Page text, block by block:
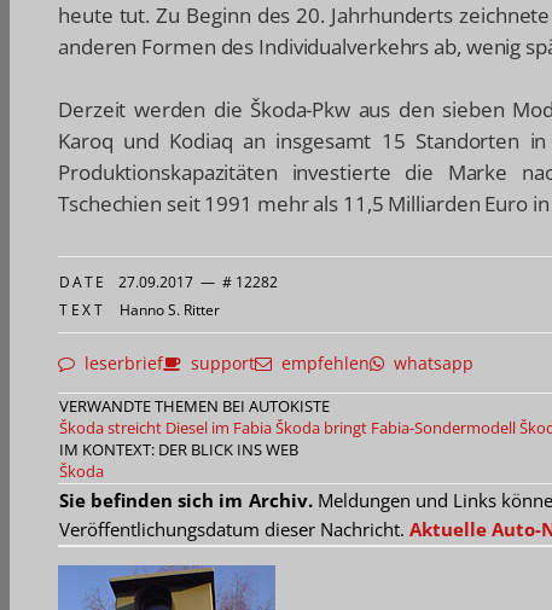
heute tut. Zu Beginn des 20. Jahrhunderts
anderen Formen des Individualverkehrs ab, wenig
Derzeit werden die Škoda-Pkw aus den sieben
Karoq und Kodiaq an insgesamt 15 Standorten
Produktionskapazitäten investierte die Marke
Tschechien seit 1991 mehr als 11,5 Milliarden Euro
DATE 27.09.2017 — # 12282
TEXT Hanno S. Ritter
leserbrief support empfehlen whatsapp
VERWANDTE THEMEN BEI AUTOKISTE
Škoda streicht Diesel im FabiaŠkoda bringt Fabia-Sondermodell
IM KONTEXT: DER BLICK INS WEB
Škoda
Sie befinden sich im Archiv.Meldungen und Links
Veröffentlichungsdatum dieser Nachricht. Aktuelle Auto-